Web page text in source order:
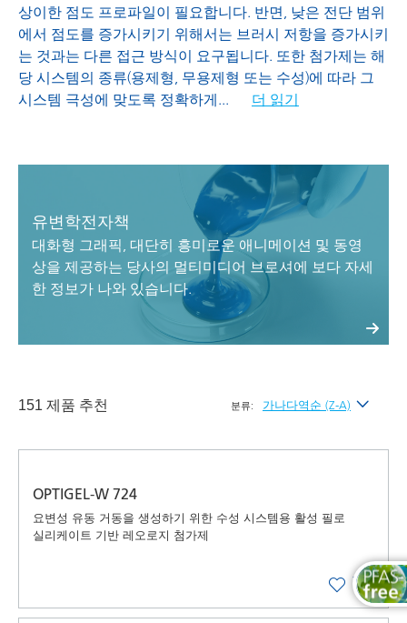
상이한 점도 프로파일이 필요합니다. 반면, 낮은 전단 범위
에서 점도를 증가시키기 위해서는 브러시 저항을 증가시키
는 것과는 다른 접근 방식이 요구됩니다. 또한 첨가제는 해
당 시스템의 종류(용제형, 무용제형 또는 수성)에 따라 그
시스템 극성에 맞도록 정확하게... 더 읽기
유변학전자책
대화형 그래픽, 대단히 흥미로운 애니메이션 및 동영
상을 제공하는 당사의 멀티미디어 브로셔에 보다 자세
한 정보가 나와 있습니다.
151 제품 추천 분류: 가나다역순 (Z-A)
OPTIGEL-W 724
요변성 유동 거동을 생성하기 위한 수성 시스템용 활성 필로
실리케이트 기반 레오로지 첨가제